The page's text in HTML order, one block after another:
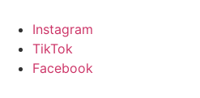
Instagram
TikTok
Facebook